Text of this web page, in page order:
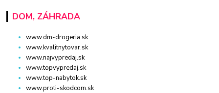
DOM, ZÁHRADA
www.dm-drogeria.sk
www.kvalitnytovar.sk
www.najvypredaj.sk
www.topvypredaj.sk
www.top-nabytok.sk
www.proti-skodcom.sk